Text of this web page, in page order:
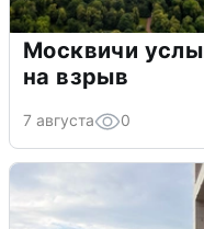
Москвичи
на взрыв
7 августа 0